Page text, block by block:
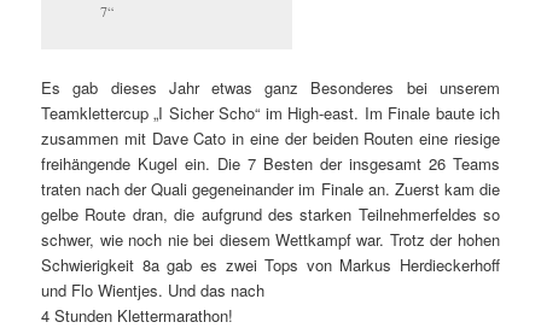
7“
Es gab dieses Jahr etwas ganz Besonderes bei unserem
Teamklettercup „I Sicher Scho“ im High-east. Im Finale baute ich
zusammen mit Dave Cato in eine der beiden Routen eine riesige
freihängende Kugel ein. Die 7 Besten der insgesamt 26 Teams
traten nach der Quali gegeneinander im Finale an. Zuerst kam die
gelbe Route dran, die aufgrund des starken Teilnehmerfeldes so
schwer, wie noch nie bei diesem Wettkampf war. Trotz der hohen
Schwierigkeit 8a gab es zwei Tops von Markus Herdieckerhoff
und Flo Wientjes. Und das nach
4 Stunden Klettermarathon!